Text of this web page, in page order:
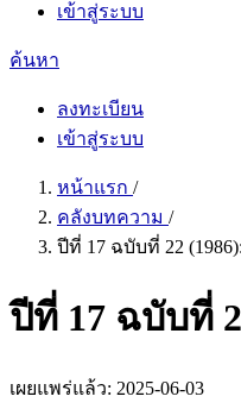
เข้าสู่ระบบ
ค้นหา
ลงทะเบียน
เข้าสู่ระบบ
หน้าแรก /
คลังบทความ /
ปีที่ 17 ฉบับที่ 22
ปีที่ 17 ฉบับที่
เผยแพร่แล้ว: 2025-06-03